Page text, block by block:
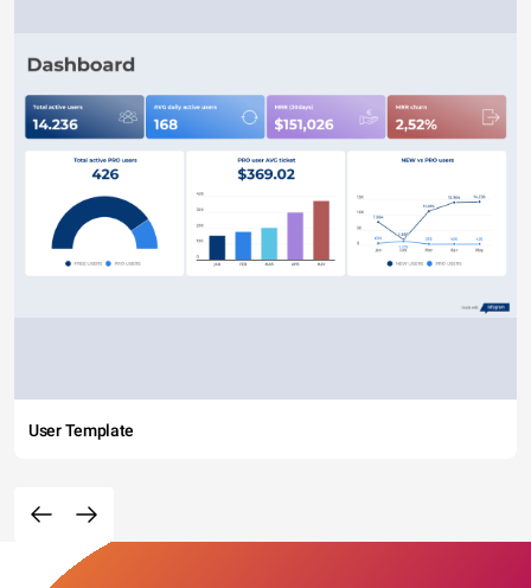
User Template